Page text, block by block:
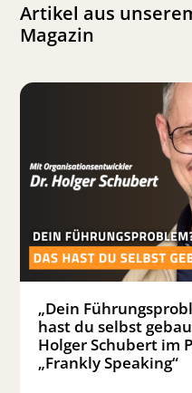
Artikel aus
Magazin
„Dein
hast du selbst
Holger Schubert im
„Frankly Speaking“